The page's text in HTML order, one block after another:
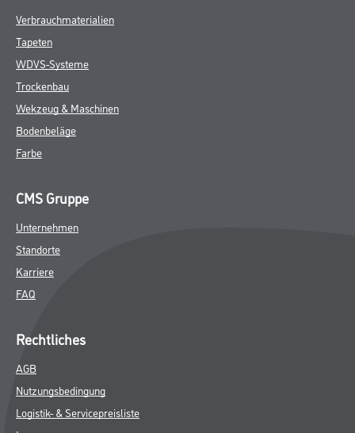
Verbrauchmaterialien
Tapeten
WDVS-Systeme
Trockenbau
Wekzeug & Maschinen
Bodenbeläge
Farbe
CMS Gruppe
Unternehmen
Standorte
Karriere
FAQ
Rechtliches
AGB
Nutzungsbedingung
Logistik- & Servicepreisliste